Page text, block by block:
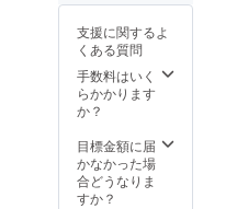
支援に関するよ
くある質問
手数料はいく
らかかります
か？
目標金額に届
かなかった場
合どうなりま
すか？